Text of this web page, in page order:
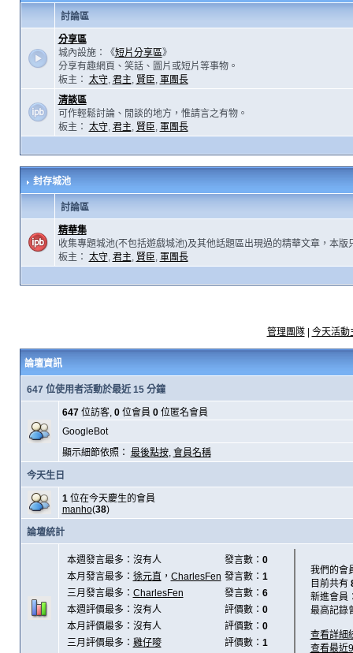
討論區
分享區
城內設施：《短片分享區》
分享有趣網頁、笑話、圖片或短片等事物。
板主： 太守, 君主, 賢臣, 軍團長
清談區
可作輕鬆討論、閒談的地方，惟請言之有物。
板主： 太守, 君主, 賢臣, 軍團長
封存城池
討論區
精華集
收集專題城池(不包括遊戲城池)及其他話題區出現過的精華文章，本版
板主： 太守, 君主, 賢臣, 軍團長
管理團隊| 今天活動
論壇資訊
647 位使用者活動於最近 15 分鐘
647位訪客, 0位會員 0位匿名會員
GoogleBot
顯示細節依照： 最後點按, 會員名稱
今天生日
1位在今天慶生的會員
manho(38)
論壇統計
本週發言最多：沒有人 發言數： 0
本月發言最多： 徐元直 ， CharlesFen 發言數： 1
三月發言最多： CharlesFen 發言數： 6
本週評價最多：沒有人
評價數： 0
本月評價最多：沒有人
評價數： 0
三月評價最多： 雞仔嘜 評價數： 1
我們的會
目前共有
新進會員
最高記錄
查看詳細
查看最近